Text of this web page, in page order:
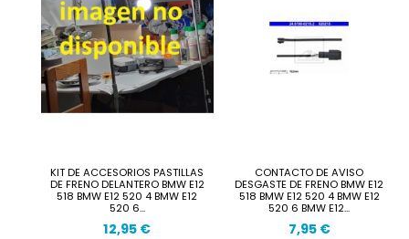
KIT DE ACCESORIOS PASTILLAS
DE FRENO DELANTERO BMW E12
518 BMW E12 520 4 BMW E12
520 6...
12,95 €
CONTACTO DE AVISO
DESGASTE DE FRENO BMW E12
518 BMW E12 520 4 BMW E12
520 6 BMW E12...
7,95 €